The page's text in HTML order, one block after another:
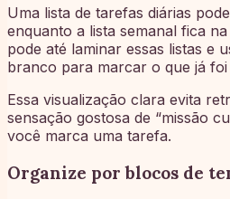
Uma lista de tarefas diárias
enquanto a lista semanal fica
pode até laminar essas listas e
branco para marcar o que já foi
Essa visualização clara evita
sensação gostosa de “missão
você marca uma tarefa.
Organize por blocos de